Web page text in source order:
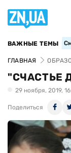
ВАЖНЫЕ ТЕМЫ
ГЛАВНАЯ
"СЧАСТЬЕ
29 ноября, 2019,
Поделиться